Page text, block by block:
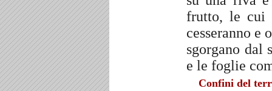
frutto, le cui
cesseranno e
sgorgano dal
e le foglie
Confini del